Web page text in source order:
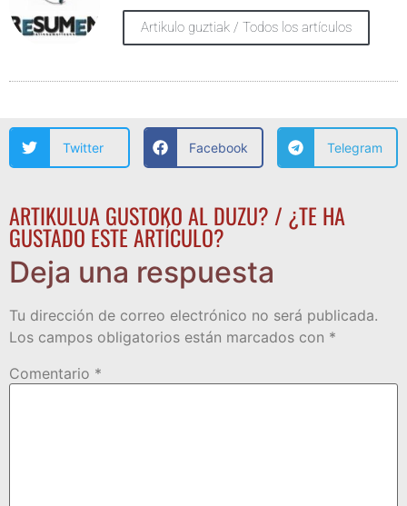
Artikulo guztiak / Todos los artículos
Twitter Facebook Telegram
ARTIKULUA GUSTOKO AL DUZU? / ¿TE HA
GUSTADO ESTE ARTÍCULO?
Deja una respuesta
Tu dirección de correo electrónico no será publicada.
Los campos obligatorios están marcados con *
Comentario *